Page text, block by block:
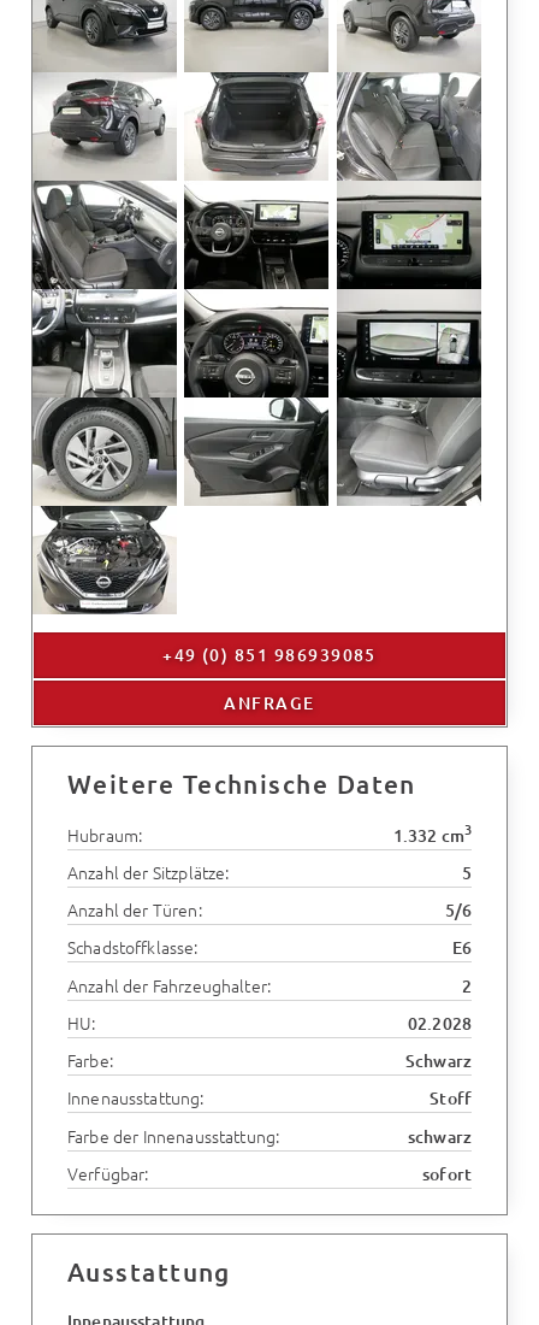
+49 (0) 851 986939085
ANFRAGE
Weitere Technische Daten
Hubraum: 1.332 cm3
Anzahl der Sitzplätze: 5
Anzahl der Türen: 5/6
Schadstoffklasse: E6
Anzahl der Fahrzeughalter: 2
HU: 02.2028
Farbe: Schwarz
Innenausstattung: Stoff
Farbe der Innenausstattung: schwarz
Verfügbar: sofort
Ausstattung